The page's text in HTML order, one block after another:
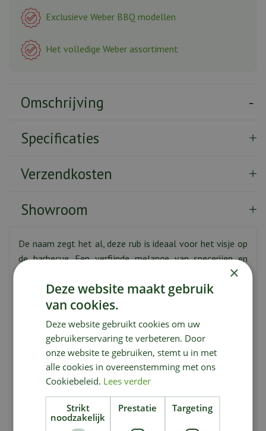
Exclusieve Weber BBQ modellen
Het volledige Weber assortiment
Omschrijving
Specificaties
Verzendkosten
Showroom
De naam zegt het al, deze rub is ideaal voor het visje op
de barbecue. Een verfijnde melange van specerijen en
kruiden die klassiek goed bij vis passen: rozemarijn,
peterselie, venkelzaad, knoflook, tijm, kruidnagel,
mosterd en gember. Zowel gegrild als ingepakt in folie
geeft deze rub een frisse en fijne grillsmaak aan iedere
vissoort. Denk aan zalm, tonijn, zwaardvis, garnalen en
Ingrediënten:60% specerijen en aromatische kruiden in
variabele verhoudingen (rozemarijn, peterselie, venkel,
knoflook (bevat
SULFIETEN
), tijm,
kruidnagel,MOSTERD zaad, gember), 40% steenzout.
×
Deze website maakt gebruik
van cookies.
Deze website gebruikt cookies om uw
gebruikerservaring te verbeteren. Door
onze website te gebruiken, stemt u in met
alle cookies in overeenstemming met ons
Cookiebeleid. Lees verder
Strikt
noodzakelijk
Prestatie Targeting